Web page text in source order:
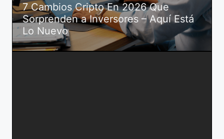
7 Cambios Cripto En 2026 Que
Sorprenden a Inversores – Aquí Está
Lo Nuevo